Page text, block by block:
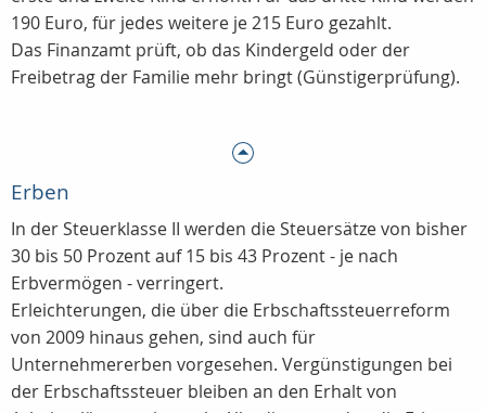
190 Euro, für jedes weitere je 215 Euro gezahlt.
Das Finanzamt prüft, ob das Kindergeld oder der
Freibetrag der Familie mehr bringt (Günstigerprüfung).
Erben
In der Steuerklasse II werden die Steuersätze von bisher
30 bis 50 Prozent auf 15 bis 43 Prozent - je nach
Erbvermögen - verringert.
Erleichterungen, die über die Erbschaftssteuerreform
von 2009 hinaus gehen, sind auch für
Unternehmererben vorgesehen. Vergünstigungen bei
der Erbschaftssteuer bleiben an den Erhalt von